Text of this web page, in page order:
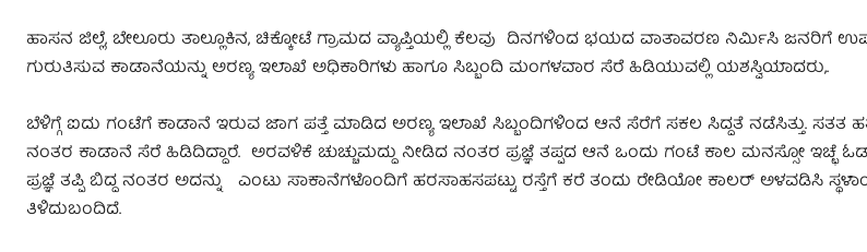
ಹಾಸನ ಜಿಲ್ಲೆ, ಬೇಲೂರು ತಾಲ್ಲೂಕಿನ, ಚಿಕ್ಕೋಟೆ ಗ್ರಾಮದ ವ್ಯಾಪ್ತಿಯಲ್ಲಿ ಕೆಲವು ದಿನಗಳಿಂದ ಭಯದ ವಾತಾವರಣ ನಿರ್ಮಿಸಿ ಜನರಿಗೆ
ಗುರುತಿಸುವ ಕಾಡಾನೆಯನ್ನು ಅರಣ್ಯ ಇಲಾಖೆ ಅಧಿಕಾರಿಗಳು ಹಾಗೂ ಸಿಬ್ಬಂದಿ ಮಂಗಳವಾರ ಸೆರೆ ಹಿಡಿಯುವಲ್ಲಿ ಯಶಸ್ವಿಯಾದರು,.
ಬೆಳಿಗ್ಗೆ ಐದು ಗಂಟೆಗೆ ಕಾಡಾನೆ ಇರುವ ಜಾಗ ಪತ್ತೆ ಮಾಡಿದ ಅರಣ್ಯ ಇಲಾಖೆ ಸಿಬ್ಬಂದಿಗಳಿಂದ ಆನೆ ಸೆರೆಗೆ ಸಕಲ ಸಿದ್ದತೆ ನಡೆಸಿತ್ತು.
ನಂತರ ಕಾಡಾನೆ ಸೆರೆ ಹಿಡಿದಿದ್ದಾರೆ. ಅರವಳಿಕೆ ಚುಚ್ಚುಮದ್ದು ನೀಡಿದ ನಂತರ ಪ್ರಜ್ಞೆ ತಪ್ಪದ ಆನೆ ಒಂದು ಗಂಟೆ ಕಾಲ ಮನಸ್ಸೋ ಇಚ್ಛೆ
ಪ್ರಜ್ಞೆ ತಪ್ಪಿ ಬಿದ್ದ ನಂತರ ಅದನ್ನು ಎಂಟು ಸಾಕಾನೆಗಳೊಂದಿಗೆ ಹರಸಾಹಸಪಟ್ಟು ರಸ್ತೆಗೆ ಕರೆ ತಂದು ರೇಡಿಯೋ ಕಾಲರ್ ಅಳವಡಿಸಿ
ತಿಳಿದುಬಂದಿದೆ.